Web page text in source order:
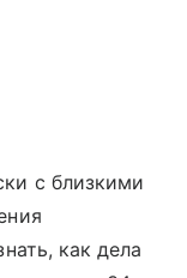
с близкими
как дела